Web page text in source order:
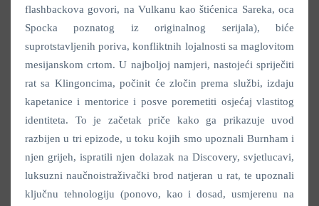
flashbackova govori, na Vulkanu kao štićenica Sareka, oca
Spocka poznatog iz originalnog serijala), biće
suprotstavljenih poriva, konfliktnih lojalnosti sa maglovitom
mesijanskom crtom. U najboljoj namjeri, nastojeći spriječiti
rat sa Klingoncima, počinit će zločin prema službi, izdaju
kapetanice i mentorice i posve poremetiti osjećaj vlastitog
identiteta. To je začetak priče kako ga prikazuje uvod
razbijen u tri epizode, u toku kojih smo upoznali Burnham i
njen grijeh, ispratili njen dolazak na Discovery, svjetlucavi,
luksuzni naučnoistraživački brod natjeran u rat, te upoznali
ključnu tehnologiju (ponovo, kao i dosad, usmjerenu na